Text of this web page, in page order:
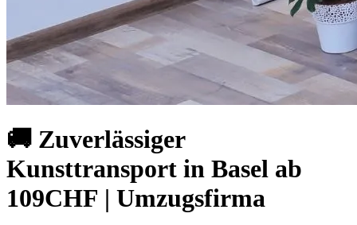
🚚 Zuverlässiger
Kunsttransport in Basel ab
109CHF | Umzugsfirma